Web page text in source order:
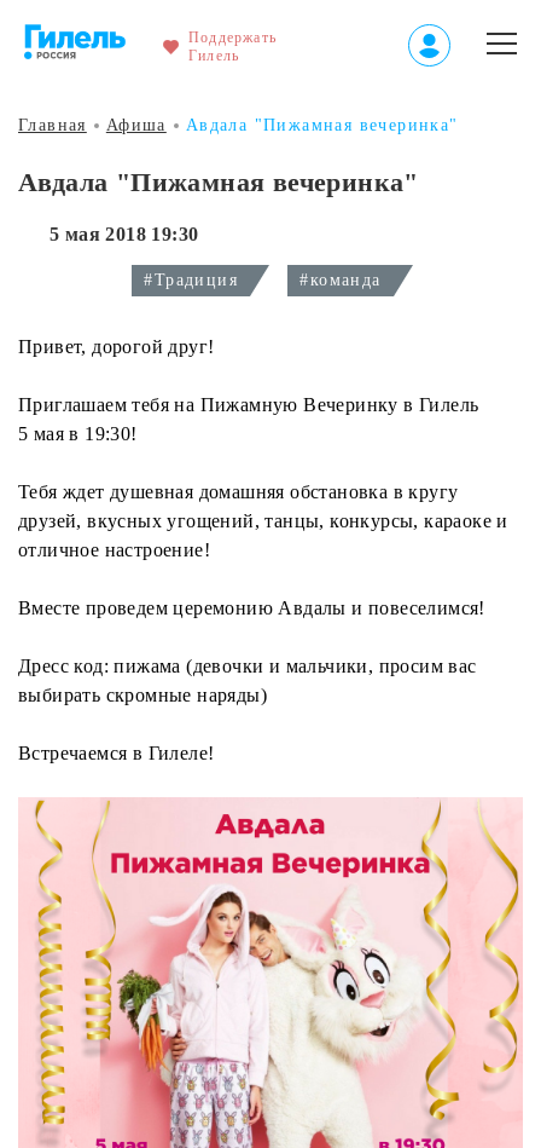
Поддержать
Гилель
Главная Афиша Авдала "Пижамная вечеринка"
Авдала "Пижамная вечеринка"
5 мая 2018 19:30
#Традиция #команда
Привет, дорогой друг!
Приглашаем тебя на Пижамную Вечеринку в Гилель
5 мая в 19:30!
Тебя ждет душевная домашняя обстановка в кругу
друзей, вкусных угощений, танцы, конкурсы, караоке и
отличное настроение!
Вместе проведем церемонию Авдалы и повеселимся!
Дресс код: пижама (девочки и мальчики, просим вас
выбирать скромные наряды)
Встречаемся в Гилеле!